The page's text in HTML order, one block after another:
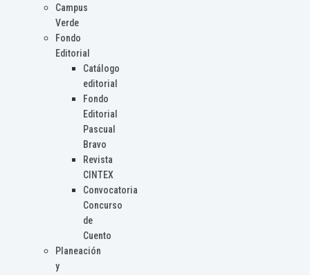
Campus
Verde
Fondo
Editorial
Catálogo
editorial
Fondo
Editorial
Pascual
Bravo
Revista
CINTEX
Convocatoria
Concurso
de
Cuento
Planeación
y